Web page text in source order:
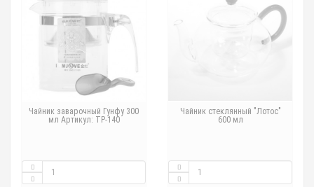
Чайник заварочный Гунфу 300
мл Артикул: TP-140
Чайник стеклянный "Лотос"
600 мл